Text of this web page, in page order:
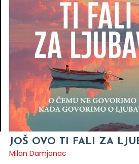
JOŠ OVO TI FALI ZA
Milan Damjanac